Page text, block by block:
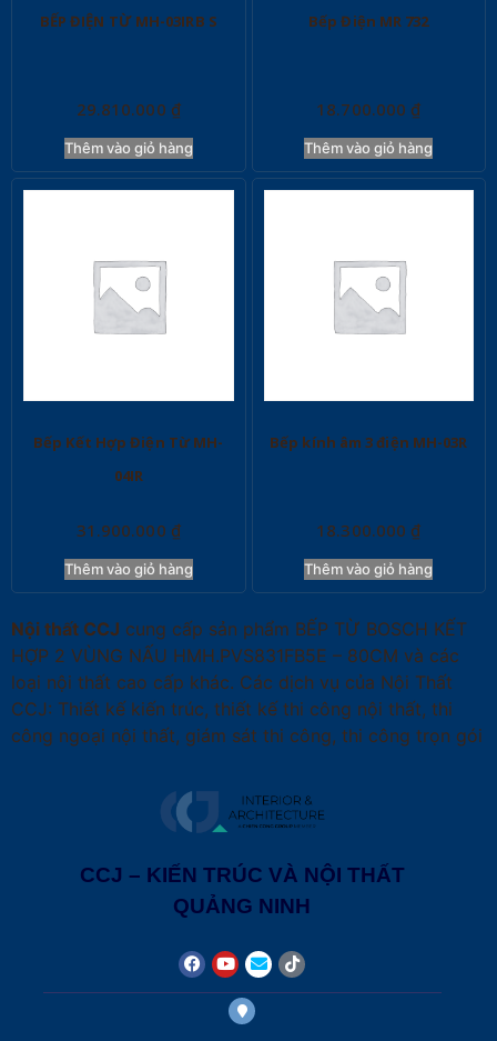
BẾP ĐIỆN TỪ MH-03IRB S
29.810.000 ₫
Thêm vào giỏ hàng
Bếp Điện MR 732
18.700.000 ₫
Thêm vào giỏ hàng
Bếp Kết Hợp Điện Từ MH-
04IR
31.900.000 ₫
Thêm vào giỏ hàng
Bếp kính âm 3 điện MH-03R
18.300.000 ₫
Thêm vào giỏ hàng
Nội thất CCJ cung cấp sản phẩm BẾP TỪ BOSCH KẾT
HỢP 2 VÙNG NẤU HMH.PVS831FB5E – 80CM và các
loại nội thất cao cấp khác. Các dịch vụ của Nội Thất
CCJ: Thiết kế kiến trúc, thiết kế thi công nội thất, thi
công ngoại nội thất, giám sát thi công, thi công trọn gói
CCJ – KIẾN TRÚC VÀ NỘI THẤT
QUẢNG NINH